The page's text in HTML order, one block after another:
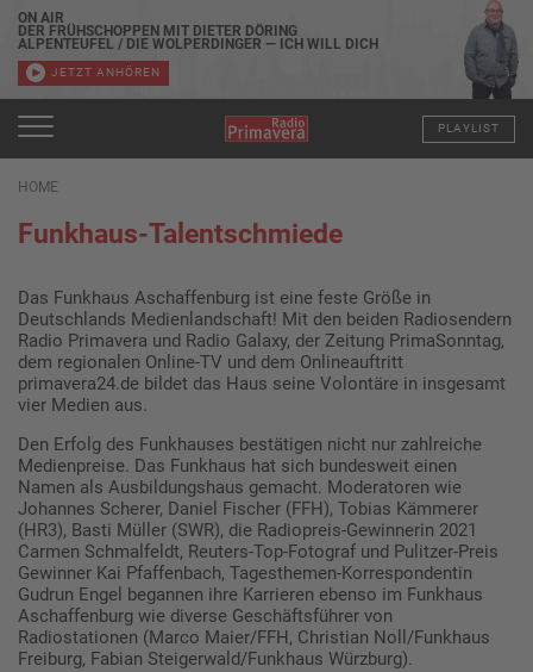
ON AIR
DER FRÜHSCHOPPEN MIT DIETER DÖRING
ALPENTEUFEL / DIE WOLPERDINGER — ICH WILL DICH
JETZT ANHÖREN
PLAYLIST
HOME
Funkhaus-Talentschmiede
Das Funkhaus Aschaffenburg ist eine feste Größe in
Deutschlands Medienlandschaft! Mit den beiden Radiosendern
Radio Primavera und Radio Galaxy, der Zeitung PrimaSonntag,
dem regionalen Online-TV und dem Onlineauftritt
primavera24.de bildet das Haus seine Volontäre in insgesamt
vier Medien aus.
Den Erfolg des Funkhauses bestätigen nicht nur zahlreiche
Medienpreise. Das Funkhaus hat sich bundesweit einen
Namen als Ausbildungshaus gemacht. Moderatoren wie
Johannes Scherer, Daniel Fischer (FFH), Tobias Kämmerer
(HR3), Basti Müller (SWR), die Radiopreis-Gewinnerin 2021
Carmen Schmalfeldt, Reuters-Top-Fotograf und Pulitzer-Preis
Gewinner Kai Pfaffenbach, Tagesthemen-Korrespondentin
Gudrun Engel begannen ihre Karrieren ebenso im Funkhaus
Aschaffenburg wie diverse Geschäftsführer von
Radiostationen (Marco Maier/FFH, Christian Noll/Funkhaus
Freiburg, Fabian Steigerwald/Funkhaus Würzburg).